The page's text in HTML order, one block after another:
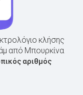
κλήσης
από Μπουρκίνα
αριθμός